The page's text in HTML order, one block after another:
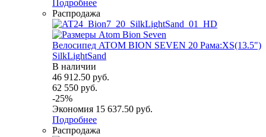
Подробнее
Распродажа
Велосипед ATOM BION SEVEN 20 Рама:XS(13.5")
SilkLightSand
В наличии
46 912.50 руб.
62 550 руб.
-25%
Экономия 15 637.50 руб.
Подробнее
Распродажа